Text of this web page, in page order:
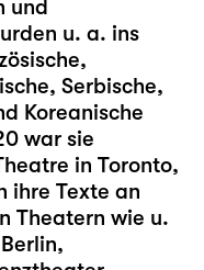
und
u. a. ins
Serbische,
Koreanische
war sie
in Toronto,
ihre Texte an
Theatern wie u.